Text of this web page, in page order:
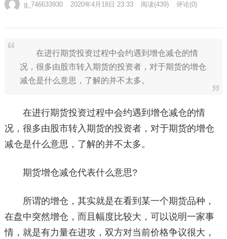
g_746633930 2020年4月18日 23:33 阅读(439) 评论(0)
在进行期货投资过程中会约遇到增仓减仓的情
况，很多由股市转入期货的投资者，对于期货的增仓
减仓是什么意思，了解的并不太多。
在进行期货投资过程中会约遇到增仓减仓的情
况，很多由股市转入期货的投资者，对于期货的增仓
减仓是什么意思，了解的并不太多。
期货增仓减仓代表什么意思?
所谓的增仓，其实就是在看到某一个期货品种，
在盘中突然增仓，而且幅度比较大，可以说明一家事
情，就是有力量在进攻，双方对当前价格争议很大，